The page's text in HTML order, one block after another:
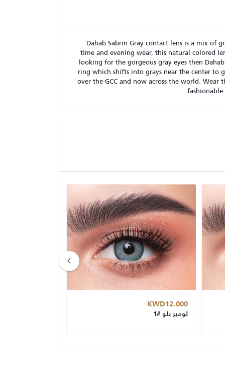
Dahab Sabrin Gray contact lens is a mix
time and evening wear, this natural colored
looking for the gorgeous gray eyes then
ring which shifts into grays near the center to
over the GCC and now across the world.
fashionable
KWD12.000
لومير بلو #1